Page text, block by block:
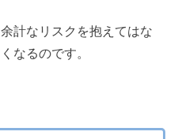
計なリスクを抱えてはな
なるのです。